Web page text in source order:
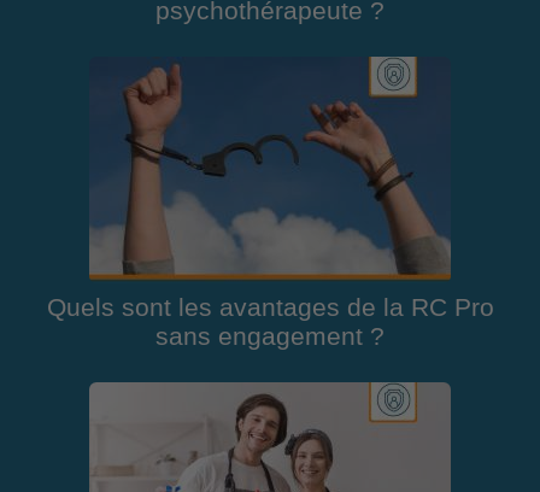
psychothérapeute ?
Quels sont les avantages de la RC Pro
sans engagement ?